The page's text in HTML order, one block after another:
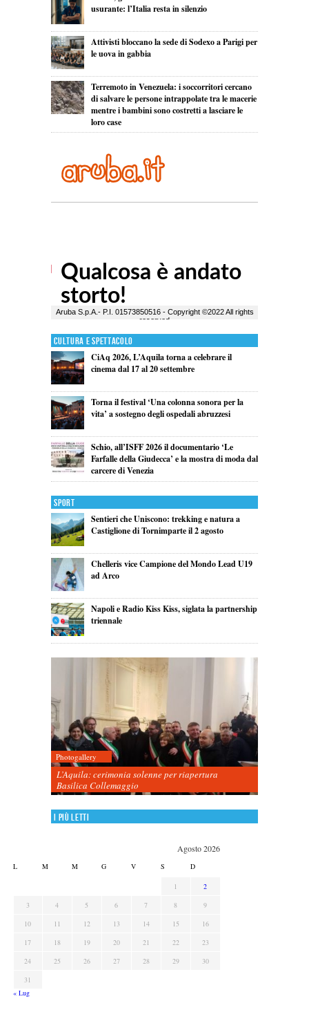
usurante: l’Italia resta in silenzio
Attivisti bloccano la sede di Sodexo a Parigi per
le uova in gabbia
Terremoto in Venezuela: i soccorritori cercano
di salvare le persone intrappolate tra le macerie
mentre i bambini sono costretti a lasciare le
loro case
Cultura e Spettacolo
CiAq 2026, L’Aquila torna a celebrare il
cinema dal 17 al 20 settembre
Torna il festival ‘Una colonna sonora per la
vita’ a sostegno degli ospedali abruzzesi
Schio, all’ISFF 2026 il documentario ‘Le
Farfalle della Giudecca’ e la mostra di moda dal
carcere di Venezia
Sport
Sentieri che Uniscono: trekking e natura a
Castiglione di Tornimparte il 2 agosto
Chelleris vice Campione del Mondo Lead U19
ad Arco
Napoli e Radio Kiss Kiss, siglata la partnership
triennale
Photogallery
L’Aquila: cerimonia solenne per riapertura
Basilica Collemaggio
I più letti
Agosto 2026
L M M G V S D
1
2
3
4 5 6 7 8
9
10
11 12 13 14 15
16
17
18 19 20 21 22
23
24
25 26 27 28 29
30
31
« Lug